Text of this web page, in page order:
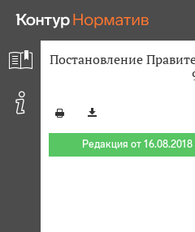
Постановление
Редакция от